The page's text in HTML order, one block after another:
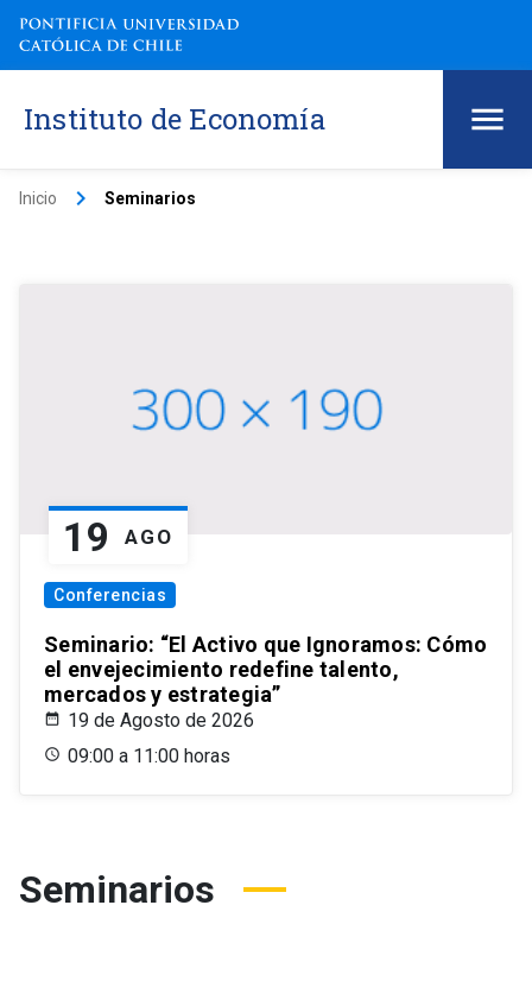
Instituto de Economía
Inicio keyboard_arrow_right Seminarios
19 AGO
Conferencias
Seminario: “El Activo que Ignoramos: Cómo
el envejecimiento redefine talento,
mercados y estrategia”
19 de Agosto de 2026
09:00 a 11:00 horas
Seminarios